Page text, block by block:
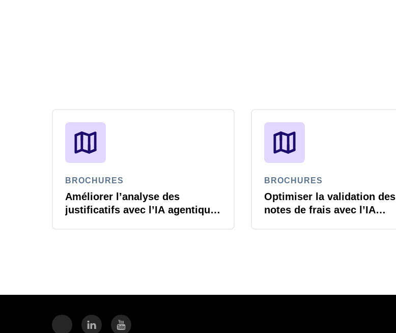
BROCHURES
Améliorer l’analyse des
justificatifs avec l’IA agentique
BROCHURES
Optimiser la validation des
notes de frais avec l’IA